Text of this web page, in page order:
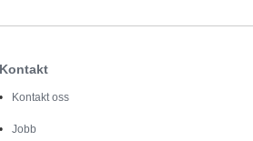
Kontakt
Kontakt oss
Jobb